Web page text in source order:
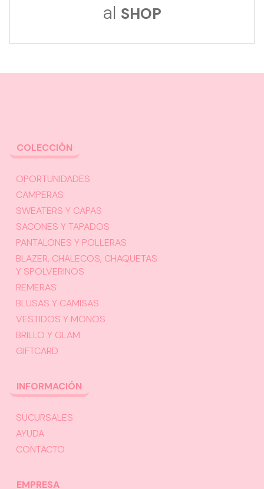
al SHOP
COLECCIÓN
OPORTUNIDADES
CAMPERAS
SWEATERS Y CAPAS
SACONES Y TAPADOS
PANTALONES Y POLLERAS
BLAZER, CHALECOS, CHAQUETAS
Y SPOLVERINOS
REMERAS
BLUSAS Y CAMISAS
VESTIDOS Y MONOS
BRILLO Y GLAM
GIFTCARD
INFORMACIÓN
SUCURSALES
AYUDA
CONTACTO
EMPRESA